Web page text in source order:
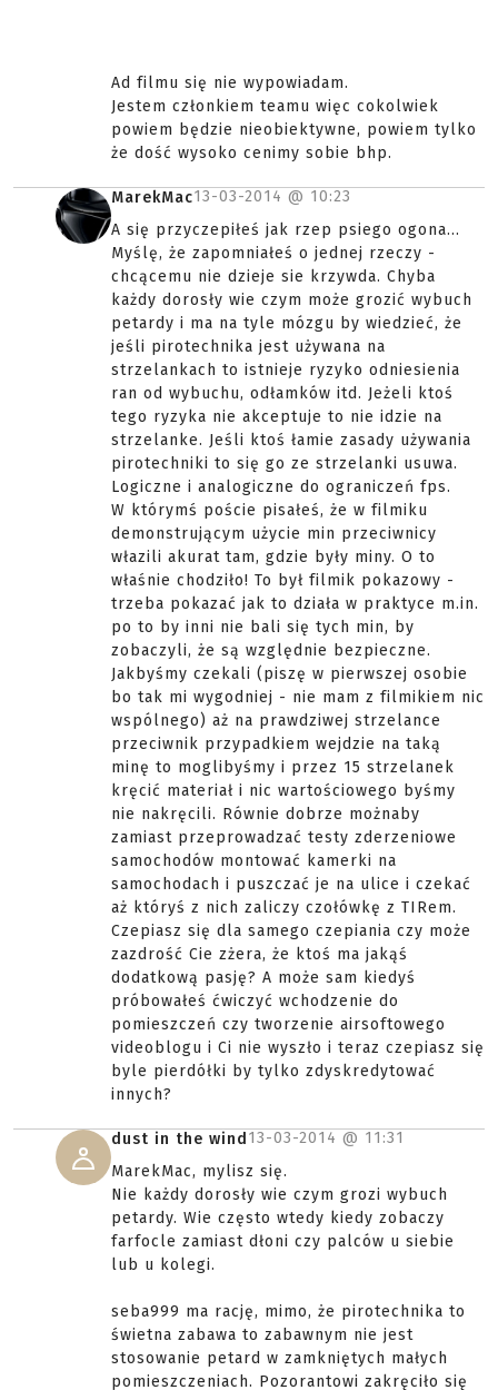
Ad filmu się nie wypowiadam.
Jestem członkiem teamu więc cokolwiek
powiem będzie nieobiektywne, powiem tylko
że dość wysoko cenimy sobie bhp.
MarekMac13-03-2014 @ 10:23
A się przyczepiłeś jak rzep psiego ogona...
Myślę, że zapomniałeś o jednej rzeczy -
chcącemu nie dzieje sie krzywda. Chyba
każdy dorosły wie czym może grozić wybuch
petardy i ma na tyle mózgu by wiedzieć, że
jeśli pirotechnika jest używana na
strzelankach to istnieje ryzyko odniesienia
ran od wybuchu, odłamków itd. Jeżeli ktoś
tego ryzyka nie akceptuje to nie idzie na
strzelanke. Jeśli ktoś łamie zasady używania
pirotechniki to się go ze strzelanki usuwa.
Logiczne i analogiczne do ograniczeń fps.
W którymś poście pisałeś, że w filmiku
demonstrującym użycie min przeciwnicy
włazili akurat tam, gdzie były miny. O to
właśnie chodziło! To był filmik pokazowy -
trzeba pokazać jak to działa w praktyce m.in.
po to by inni nie bali się tych min, by
zobaczyli, że są względnie bezpieczne.
Jakbyśmy czekali (piszę w pierwszej osobie
bo tak mi wygodniej - nie mam z filmikiem nic
wspólnego) aż na prawdziwej strzelance
przeciwnik przypadkiem wejdzie na taką
minę to moglibyśmy i przez 15 strzelanek
kręcić materiał i nic wartościowego byśmy
nie nakręcili. Równie dobrze możnaby
zamiast przeprowadzać testy zderzeniowe
samochodów montować kamerki na
samochodach i puszczać je na ulice i czekać
aż któryś z nich zaliczy czołówkę z TIRem.
Czepiasz się dla samego czepiania czy może
zazdrość Cie zżera, że ktoś ma jakąś
dodatkową pasję? A może sam kiedyś
próbowałeś ćwiczyć wchodzenie do
pomieszczeń czy tworzenie airsoftowego
videoblogu i Ci nie wyszło i teraz czepiasz się
byle pierdółki by tylko zdyskredytować
innych?
dust in the wind 13-03-2014 @ 11:31
MarekMac, mylisz się.
Nie każdy dorosły wie czym grozi wybuch
petardy. Wie często wtedy kiedy zobaczy
farfocle zamiast dłoni czy palców u siebie
lub u kolegi.
seba999 ma rację, mimo, że pirotechnika to
świetna zabawa to zabawnym nie jest
stosowanie petard w zamkniętych małych
pomieszczeniach. Pozorantowi zakręciło się